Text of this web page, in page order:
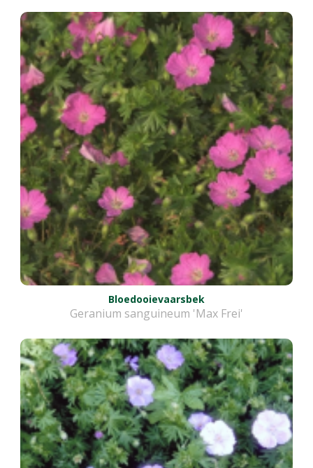
Bloedooievaarsbek
Geranium sanguineum 'Max Frei'